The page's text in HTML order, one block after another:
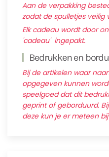
Aan de verpakking
zodat de spulletjes veilig
Elk cadeau wordt door
'cadeau' ingepakt.
Bedrukken en
Bij de artikelen waar
opgegeven kunnen
speelgoed dat dit
geprint of geborduurd.
deze kun je er meteen